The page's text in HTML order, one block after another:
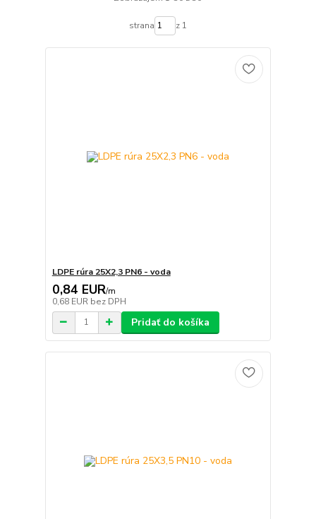
strana z 1
LDPE rúra 25X2,3 PN6 - voda
0,84 EUR/m
0,68 EUR bez DPH
Pridať do košíka